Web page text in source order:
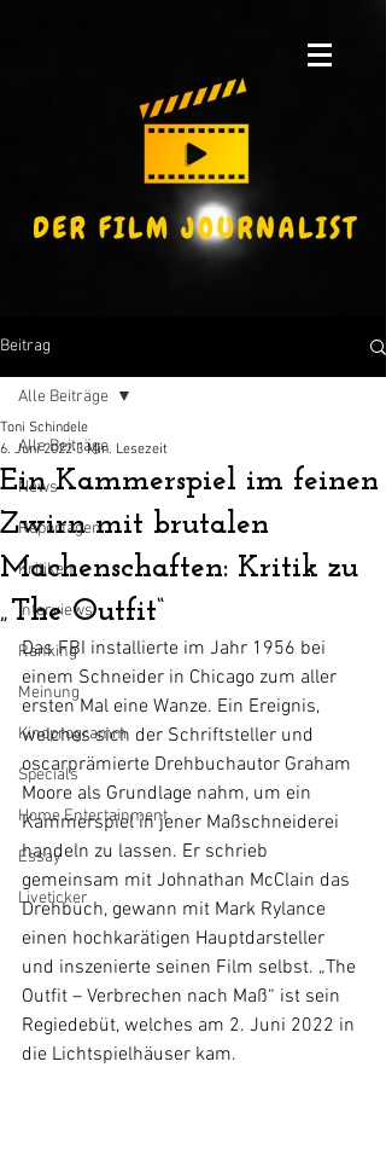
Beitrag
Alle Beiträge
News
Reportagen
Kritiken
Interviews
Ranking
Meinung
Kinoprogramm
Specials
Home Entertainment
Essay
Liveticker
Alle Beiträge
Ein Kammerspiel im feinen
Zwirn mit brutalen
Machenschaften: Kritik zu
„The Outfit“
Toni Schindele
6. Juni 2022 3 Min. Lesezeit
Das FBI installierte im Jahr 1956 bei
einem Schneider in Chicago zum aller
ersten Mal eine Wanze. Ein Ereignis,
welches sich der Schriftsteller und
oscarprämierte Drehbuchautor Graham
Moore als Grundlage nahm, um ein
Kammerspiel in jener Maßschneiderei
handeln zu lassen. Er schrieb
gemeinsam mit Johnathan McClain das
Drehbuch, gewann mit Mark Rylance
einen hochkarätigen Hauptdarsteller
und inszenierte seinen Film selbst. „The
Outfit – Verbrechen nach Maß“ ist sein
Regiedebüt, welches am 2. Juni 2022 in
die Lichtspielhäuser kam.